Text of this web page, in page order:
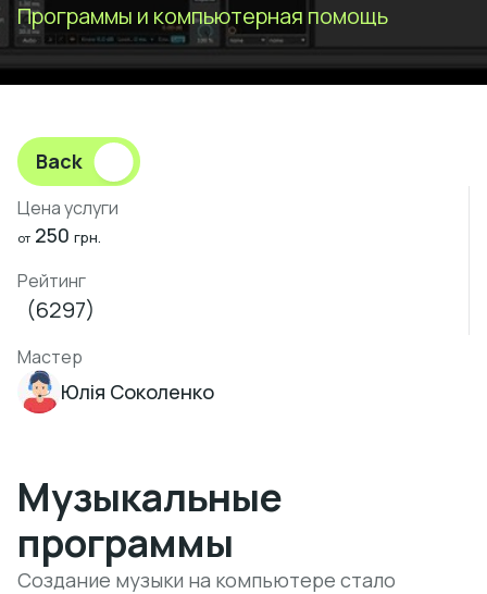
Программы и компьютерная помощь
Back
Цена услуги
от 250 грн.
Рейтинг
(6297)
Мастер
Юлія Соколенко
Музыкальные
программы
Создание музыки на компьютере стало